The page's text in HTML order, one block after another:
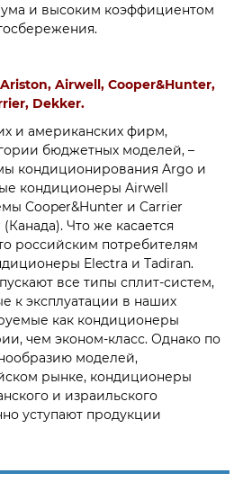
и высоким коэффициентом
Airwell, Cooper&Hunter,
Dekker.
и американских фирм,
бюджетных моделей, –
кондиционирования Argo и
кондиционеры Airwell
Cooper&Hunter и Carrier
Что же касается
российским потребителям
Electra и Tadiran.
все типы сплит-систем,
к эксплуатации в наших
как кондиционеры
чем эконом-класс. Однако по
моделей,
рынке, кондиционеры
и израильского
уступают продукции